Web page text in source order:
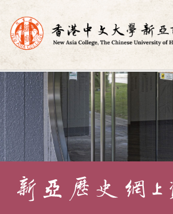
Skip
to
content